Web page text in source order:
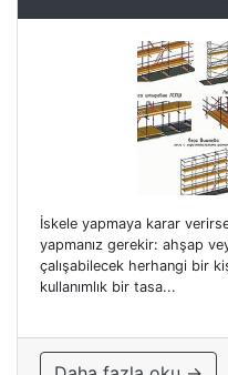
İskele yapmaya karar
yapmanız gerekir: ahşap
çalışabilecek herhangi bir
kullanımlık bir tasa...